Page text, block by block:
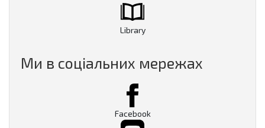
Library
Ми в соціальних мережах
Facebook